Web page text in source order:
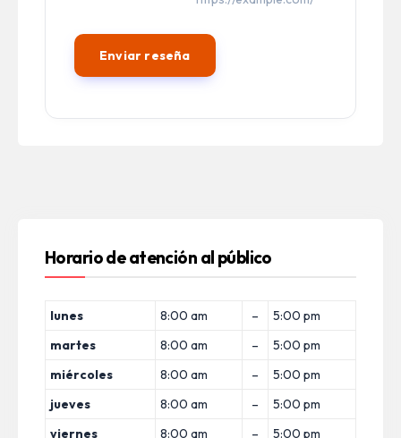
Horario de atención al público
lunes 8:00 am –
5:00 pm
martes
8:00 am –
5:00 pm
miércoles
8:00 am –
5:00 pm
jueves
8:00 am –
5:00 pm
viernes
8:00 am – 5:00 pm